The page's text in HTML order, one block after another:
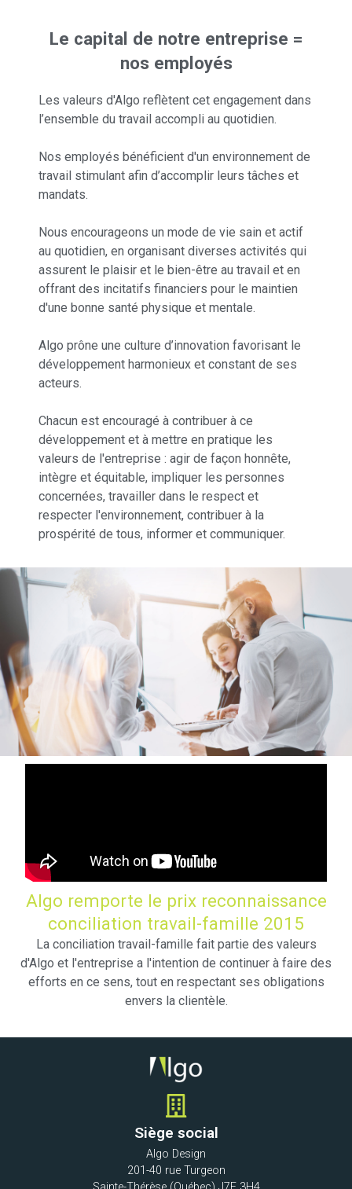
Le capital de notre entreprise =
nos employés
Les valeurs d'Algo reflètent cet engagement dans
l’ensemble du travail accompli au quotidien.
Nos employés bénéficient d'un environnement de
travail stimulant afin d’accomplir leurs tâches et
mandats.
Nous encourageons un mode de vie sain et actif
au quotidien, en organisant diverses activités qui
assurent le plaisir et le bien-être au travail et en
offrant des incitatifs financiers pour le maintien
d'une bonne santé physique et mentale.
Algo prône une culture d’innovation favorisant le
développement harmonieux et constant de ses
acteurs.
Chacun est encouragé à contribuer à ce
développement et à mettre en pratique les
valeurs de l'entreprise : agir de façon honnête,
intègre et équitable, impliquer les personnes
concernées, travailler dans le respect et
respecter l'environnement, contribuer à la
prospérité de tous, informer et communiquer.
Algo remporte le prix reconnaissance
conciliation travail-famille 2015
La conciliation travail-famille fait partie des valeurs
d'Algo et l'entreprise a l'intention de continuer à faire des
efforts en ce sens, tout en respectant ses obligations
envers la clientèle.
Siège social
Algo Design
201-40 rue Turgeon